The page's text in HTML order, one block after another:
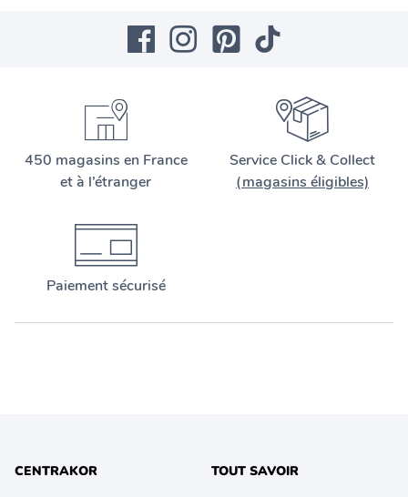
450 magasins en France
et à l’étranger
Service Click & Collect
(magasins éligibles)
Paiement sécurisé
CENTRAKOR TOUT SAVOIR